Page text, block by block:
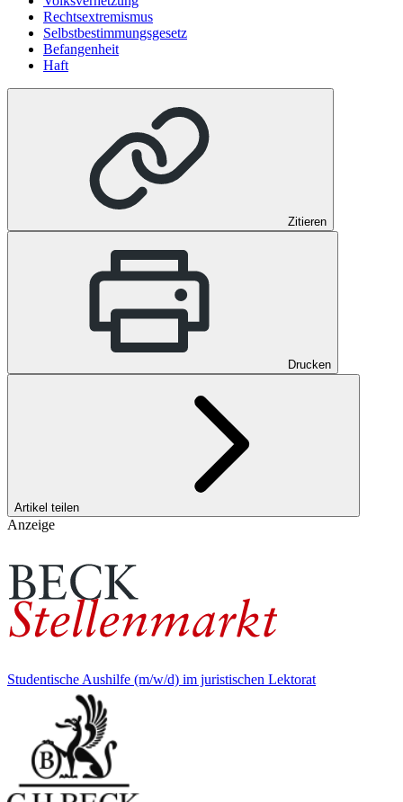
Rechtsextremismus
Selbstbestimmungsgesetz
Befangenheit
Haft
Zitieren
Drucken
Artikel teilen
Anzeige
Studentische Aushilfe (m/w/d) im juristischen Lektorat